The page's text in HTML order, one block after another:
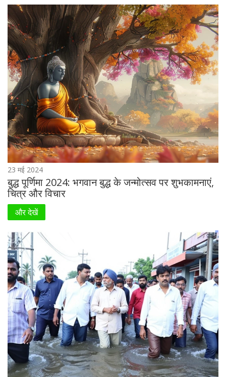
23 मई 2024
बुद्ध पूर्णिमा 2024: भगवान बुद्ध के जन्मोत्सव पर शुभकामनाएं,
चित्र और विचार
और देखें